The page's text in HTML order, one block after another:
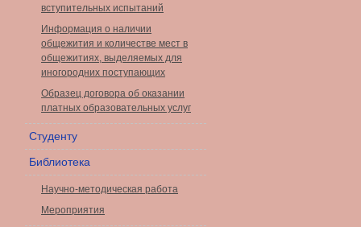
вступительных испытаний
Информация о наличии
общежития и количестве мест в
общежитиях, выделяемых для
иногородних поступающих
Образец договора об оказании
платных образовательных услуг
Студенту
Библиотека
Научно-методическая работа
Мероприятия